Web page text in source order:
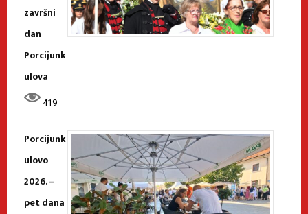
završni
dan
Porcijunk
ulova
419
Porcijunk
ulovo
2026. –
pet dana